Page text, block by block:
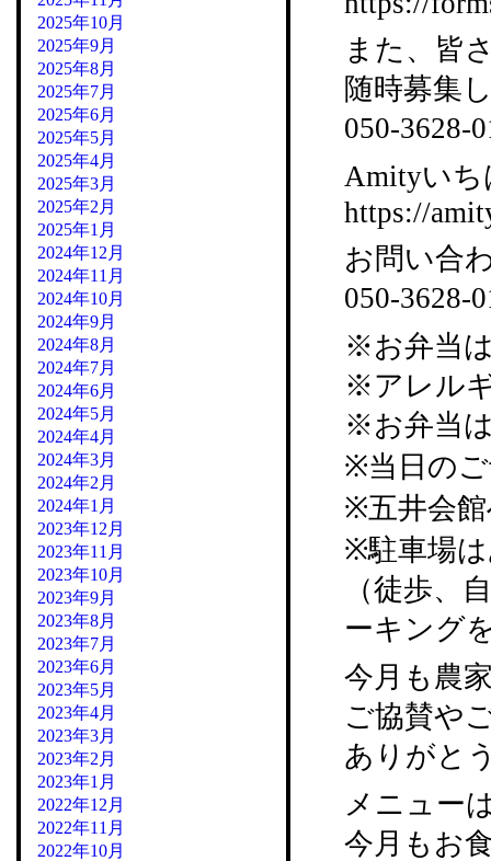
また、皆
随時募集
050-3628-
Amityいち
https://
お問い合
050-3628-
※お弁当
※アレル
※お弁当
※当日の
※五井会
※駐車場
（徒歩、
ーキング
今月も農
ご協賛や
ありがと
メニュー
今月もお
2025年10月
2025年9月
2025年8月
2025年7月
2025年6月
2025年5月
2025年4月
2025年3月
2025年2月
2025年1月
2024年12月
2024年11月
2024年10月
2024年9月
2024年8月
2024年7月
2024年6月
2024年5月
2024年4月
2024年3月
2024年2月
2024年1月
2023年12月
2023年11月
2023年10月
2023年9月
2023年8月
2023年7月
2023年6月
2023年5月
2023年4月
2023年3月
2023年2月
2023年1月
2022年12月
2022年11月
2022年10月